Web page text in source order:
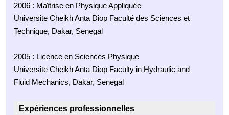
2006 : Maîtrise en Physique Appliquée
Universite Cheikh Anta Diop Faculté des Sciences et
Technique, Dakar, Senegal
2005 : Licence en Sciences Physique
Universite Cheikh Anta Diop Faculty in Hydraulic and
Fluid Mechanics, Dakar, Senegal
Expériences professionnelles